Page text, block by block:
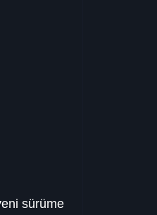
sürüme